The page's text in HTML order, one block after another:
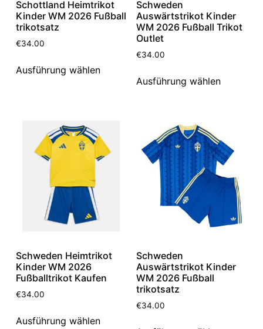
Schottland Heimtrikot
Kinder WM 2026 Fußball
trikotsatz
€34.00
Ausführung wählen
Schweden
Auswärtstrikot Kinder
WM 2026 Fußball Trikot
Outlet
€34.00
Ausführung wählen
Schweden Heimtrikot
Kinder WM 2026
Fußballtrikot Kaufen
€34.00
Ausführung wählen
Schweden
Auswärtstrikot Kinder
WM 2026 Fußball
trikotsatz
€34.00